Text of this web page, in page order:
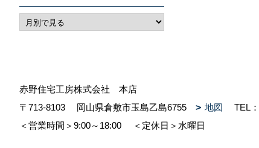
赤野住宅工房株式会社 本店
〒713-8103
岡山県倉敷市玉島乙島6755 地図 TEL：
＜営業時間＞9:00～18:00
＜定休日＞水曜日